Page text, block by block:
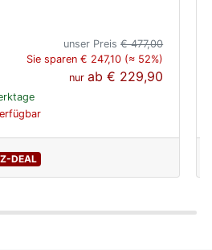
unser Preis€ 477,00
Sie sparen € 247,10 (≈ 52%)
nurab€ 229,90
DEAL